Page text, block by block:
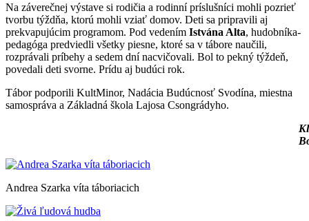
Na záverečnej výstave si rodičia a rodinní príslušníci mohli pozrieť
tvorbu týždňa, ktorú mohli vziať domov. Deti sa pripravili aj
prekvapujúcim programom. Pod vedením Istvána Alta, hudobníka-
pedagóga predviedli všetky piesne, ktoré sa v tábore naučili,
rozprávali príbehy a sedem dní nacvičovali. Bol to pekný týždeň,
povedali deti svorne. Prídu aj budúci rok.
Tábor podporili KultMinor, Nadácia Budúcnosť Svodína, miestna
samospráva a Základná škola Lajosa Csongrádyho.
Andrea Szarka víta táboriacich